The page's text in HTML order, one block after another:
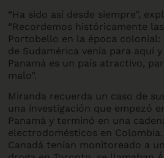
“Ha sido así desde siempre”,
“Recordemos históricamente
Portobello en la época
de Sudamérica venía para aquí
Panamá es un país atractivo,
malo”.
Miranda recuerda un caso de
una investigación que empezó
Panamá y terminó en una
electrodomésticos en
Canadá tenían monitoreado a